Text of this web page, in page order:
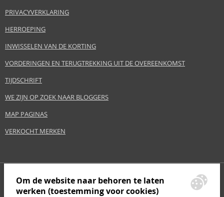
PRIVACYVERKLARING
HERROEPING
INWISSELEN VAN DE KORTING
VORDERINGEN EN TERUGTREKKING UIT DE OVEREENKOMST
TIJDSCHRIFT
WE ZIJN OP ZOEK NAAR BLOGGERS
MAP PAGINAS
VERKOCHT MERKEN
Om de website naar behoren te laten
werken (toestemming voor cookies)